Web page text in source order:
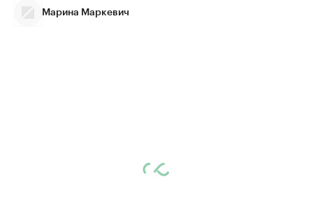
Марина Маркевич